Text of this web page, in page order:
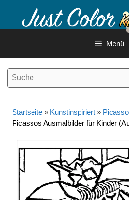
Inhalt
Menü
Startseite » Kunstinspiriert » Picasso
Picassos Ausmalbilder für Kinder